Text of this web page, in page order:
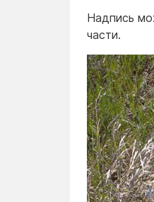
Надпись
части.